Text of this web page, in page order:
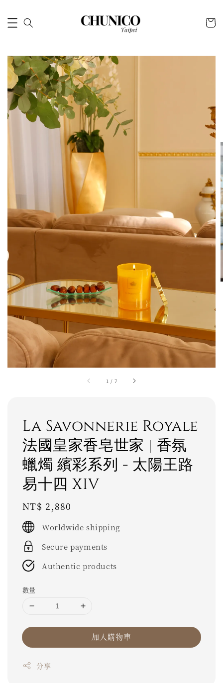
1 / 7
La Savonnerie Royale
法國皇家香皂世家 | 香氛
蠟燭 繽彩系列 - 太陽王路
易十四 XIV
Regular
price
NT$ 2,880
Worldwide shipping
Secure payments
Authentic products
數量
加入購物車
分享